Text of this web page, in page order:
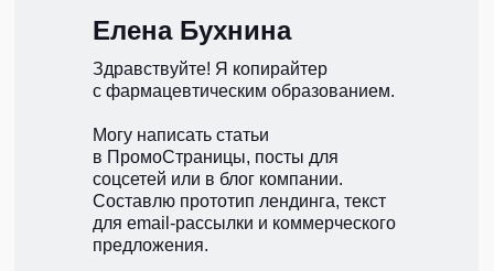
Елена Бухнина
Здравствуйте! Я копирайтер
с фармацевтическим образованием.
Могу написать статьи
в ПромоСтраницы, посты для
соцсетей или в блог компании.
Составлю прототип лендинга, текст
для email-рассылки и коммерческого
предложения.